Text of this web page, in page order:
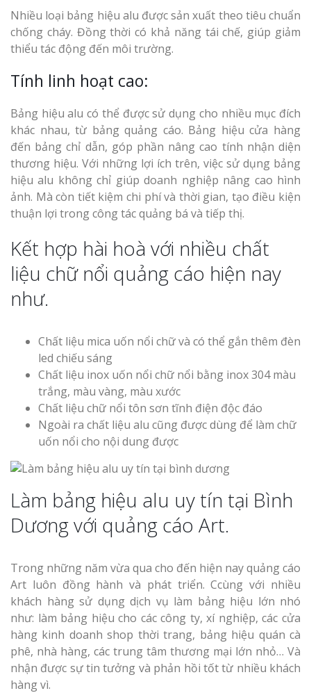
Nhiều loại bảng hiệu alu được sản xuất theo tiêu chuẩn
chống cháy. Đồng thời có khả năng tái chế, giúp giảm
thiểu tác động đến môi trường.
Tính linh hoạt cao:
Bảng hiệu alu có thể được sử dụng cho nhiều mục đích
khác nhau, từ bảng quảng cáo. Bảng hiệu cửa hàng
đến bảng chỉ dẫn, góp phần nâng cao tính nhận diện
thương hiệu. Với những lợi ích trên, việc sử dụng bảng
hiệu alu không chỉ giúp doanh nghiệp nâng cao hình
ảnh. Mà còn tiết kiệm chi phí và thời gian, tạo điều kiện
thuận lợi trong công tác quảng bá và tiếp thị.
Kết hợp hài hoà với nhiều chất
liệu chữ nổi quảng cáo hiện nay
như.
Chất liệu mica uốn nổi chữ và có thể gắn thêm đèn
led chiếu sáng
Chất liệu inox uốn nổi chữ nổi bằng inox 304 màu
trắng, màu vàng, màu xước
Chất liệu chữ nổi tôn sơn tĩnh điện độc đáo
Ngoài ra chất liệu alu cũng được dùng để làm chữ
uốn nổi cho nội dung được
Làm bảng hiệu alu uy tín tại Bình
Dương với quảng cáo Art.
Trong những năm vừa qua cho đến hiện nay quảng cáo
Art luôn đồng hành và phát triển. Ccùng với nhiều
khách hàng sử dụng dịch vụ làm bảng hiệu lớn nhó
như: làm bảng hiệu cho các công ty, xí nghiệp, các cửa
hàng kinh doanh shop thời trang, bảng hiệu quán cà
phê, nhà hàng, các trung tâm thương mại lớn nhỏ… Và
nhận được sự tin tưởng và phản hồi tốt từ nhiều khách
hàng vì.